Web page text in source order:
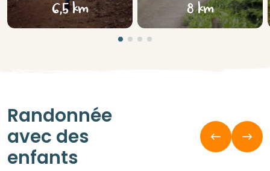
6,5 km 8 km
Randonnée
avec des
enfants